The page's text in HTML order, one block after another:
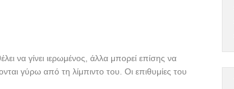
να γίνει ιερωμένος, άλλα μπορεί επίσης να
γύρω από τη λίμπιντο του. Οι επιθυμίες του